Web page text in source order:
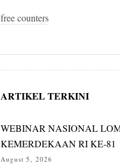
free counters
ARTIKEL TERKINI
WEBINAR NASIONAL
KEMERDEKAAN RI KE-81
August 5, 2026